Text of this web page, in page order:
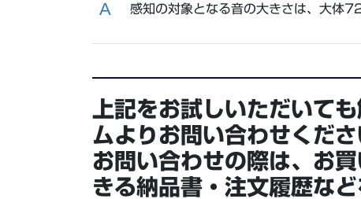
感知の対象となる音の大きさは、大体
上記をお試しいただいて
ムよりお問い合わせくださ
お問い合わせの際は、お
きる納品書・注文履歴など